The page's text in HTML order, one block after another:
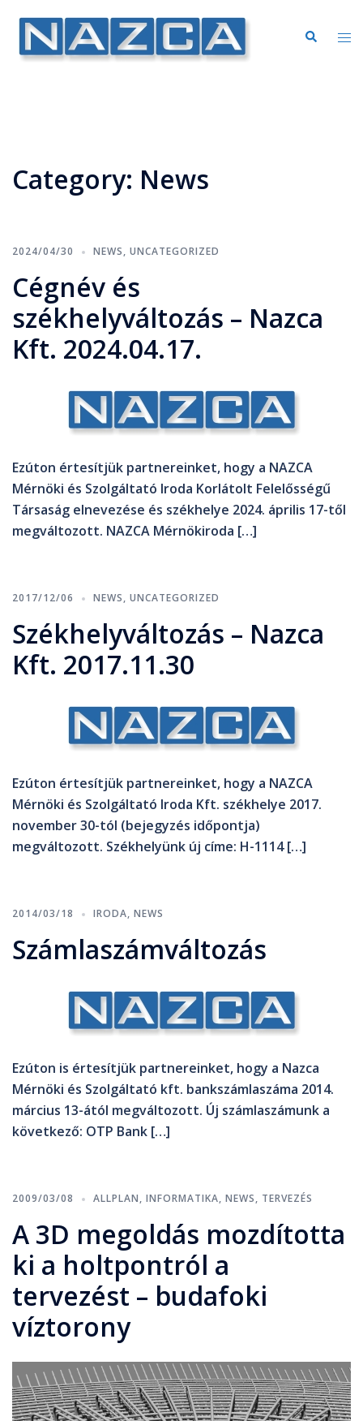
Category: News
2024/04/30 NEWS, UNCATEGORIZED
Cégnév és
székhelyváltozás – Nazca
Kft. 2024.04.17.
Ezúton értesítjük partnereinket, hogy a NAZCA
Mérnöki és Szolgáltató Iroda Korlátolt Felelősségű
Társaság elnevezése és székhelye 2024. április 17-től
megváltozott. NAZCA Mérnökiroda […]
2017/12/06 NEWS, UNCATEGORIZED
Székhelyváltozás – Nazca
Kft. 2017.11.30
Ezúton értesítjük partnereinket, hogy a NAZCA
Mérnöki és Szolgáltató Iroda Kft. székhelye 2017.
november 30-tól (bejegyzés időpontja)
megváltozott. Székhelyünk új címe: H-1114 […]
2014/03/18 IRODA, NEWS
Számlaszámváltozás
Ezúton is értesítjük partnereinket, hogy a Nazca
Mérnöki és Szolgáltató kft. bankszámlaszáma 2014.
március 13-ától megváltozott. Új számlaszámunk a
következő: OTP Bank […]
2009/03/08 ALLPLAN, INFORMATIKA, NEWS, TERVEZÉS
A 3D megoldás mozdította
ki a holtpontról a
tervezést – budafoki
víztorony